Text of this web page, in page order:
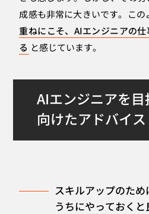
成感も非常に大きいです。この
重ねにこそ、AIエンジニアの
る と感じています。
AIエンジニアを
向けたアドバイス
スキルアップのため
うちにやっておくと